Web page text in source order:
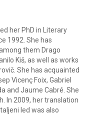
her PhD in Literary
1992. She has
them Drago
Kiš, as well as works
She has acquainted
Vicenç Foix, Gabriel
and Jaume Cabré. She
In 2009, her translation
led was also